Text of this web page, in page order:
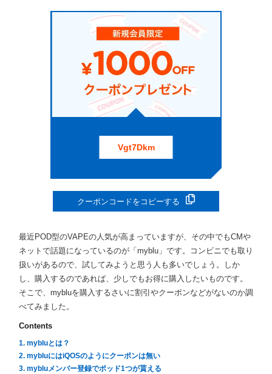
Vgt7Dkm
クーポンコードをコピーする
最近POD型のVAPEの人気が高まっていますが、その中でもCMや
ネットで話題になっているのが「myblu」です。コンビニでも取り
扱いがあるので、試してみようと思う人も多いでしょう。しか
し、購入するのであれば、少しでもお得に購入したいものです。
そこで、mybluを購入するさいに割引やクーポンなどがないのか調
べてみました。
Contents
1. mybluとは？
2. mybluにはiQOSのようにクーポンは無い
3. mybluメンバー登録でポッド1つが貰える